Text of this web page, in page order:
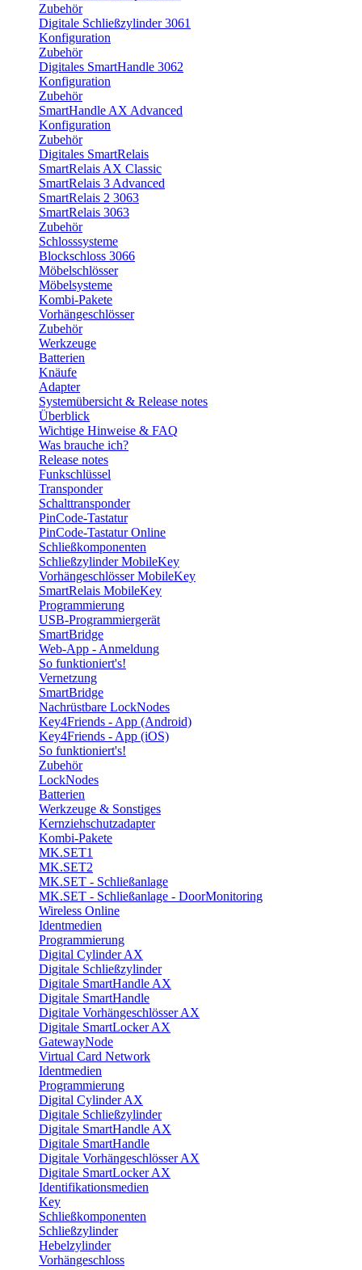
Zubehör
Digitale Schließzylinder 3061
Konfiguration
Zubehör
Digitales SmartHandle 3062
Konfiguration
Zubehör
SmartHandle AX Advanced
Konfiguration
Zubehör
Digitales SmartRelais
SmartRelais AX Classic
SmartRelais 3 Advanced
SmartRelais 2 3063
SmartRelais 3063
Zubehör
Schlosssysteme
Blockschloss 3066
Möbelschlösser
Möbelsysteme
Kombi-Pakete
Vorhängeschlösser
Zubehör
Werkzeuge
Batterien
Knäufe
Adapter
Systemübersicht & Release notes
Überblick
Wichtige Hinweise & FAQ
Was brauche ich?
Release notes
Funkschlüssel
Transponder
Schalttransponder
PinCode-Tastatur
PinCode-Tastatur Online
Schließkomponenten
Schließzylinder MobileKey
Vorhängeschlösser MobileKey
SmartRelais MobileKey
Programmierung
USB-Programmiergerät
SmartBridge
Web-App - Anmeldung
So funktioniert's!
Vernetzung
SmartBridge
Nachrüstbare LockNodes
Key4Friends - App (Android)
Key4Friends - App (iOS)
So funktioniert's!
Zubehör
LockNodes
Batterien
Werkzeuge & Sonstiges
Kernziehschutzadapter
Kombi-Pakete
MK.SET1
MK.SET2
MK.SET - Schließanlage
MK.SET - Schließanlage - DoorMonitoring
Wireless Online
Identmedien
Programmierung
Digital Cylinder AX
Digitale Schließzylinder
Digitale SmartHandle AX
Digitale SmartHandle
Digitale Vorhängeschlösser AX
Digitale SmartLocker AX
GatewayNode
Virtual Card Network
Identmedien
Programmierung
Digital Cylinder AX
Digitale Schließzylinder
Digitale SmartHandle AX
Digitale SmartHandle
Digitale Vorhängeschlösser AX
Digitale SmartLocker AX
Identifikationsmedien
Key
Schließkomponenten
Schließzylinder
Hebelzylinder
Vorhängeschloss